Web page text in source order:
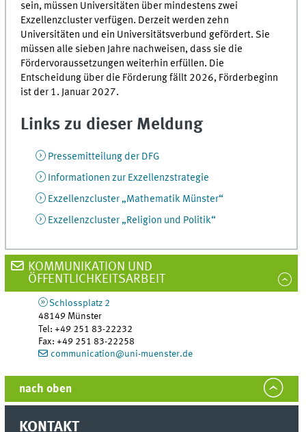
sein, müssen Universitäten über mindestens zwei
Exzellenzcluster verfügen. Derzeit werden zehn
Universitäten und ein Universitätsverbund gefördert. Sie
müssen alle sieben Jahre nachweisen, dass sie die
Fördervoraussetzungen weiterhin erfüllen. Die
Entscheidung über die Förderung fällt 2026, Förderbeginn
ist der 1. Januar 2027.
Links zu dieser Meldung
Pressemitteilung der DFG
Informationen zur Exzellenzstrategie
Exzellenzcluster „Mathematik Münster“
Exzellenzcluster „Religion und Politik“
KOMMUNIKATION UND
ÖFFENTLICHKEITSARBEIT
Schlossplatz 2
48149 Münster
Tel:+49 251 83-22232
Fax:+49 251 83-22258
communication@uni-muenster.de
nach oben
KONTAKT